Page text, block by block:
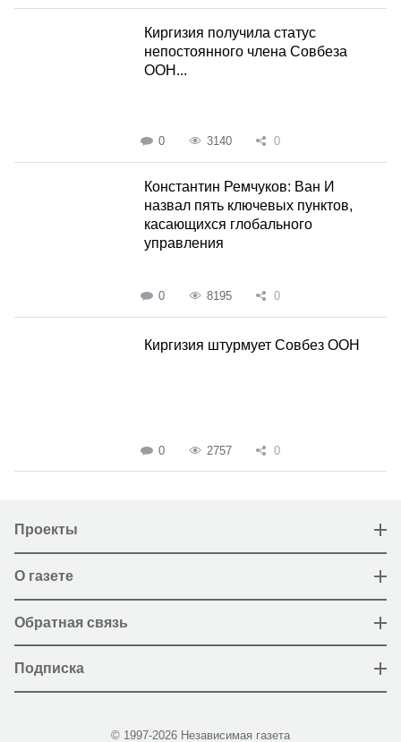
Киргизия получила статус
непостоянного члена Совбеза
ООН...
0 3140 0
Константин Ремчуков: Ван И
назвал пять ключевых пунктов,
касающихся глобального
управления
0 8195 0
Киргизия штурмует Совбез ООН
0 2757 0
Проекты
О газете
Обратная связь
Подписка
© 1997-2026 Независимая газета